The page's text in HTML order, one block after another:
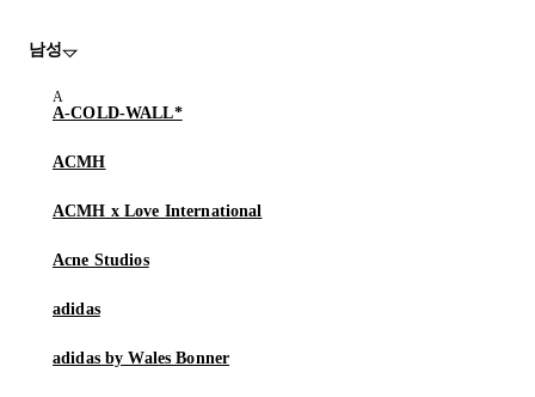
남성
A-COLD-WALL*
ACMH
ACMH x Love International
Acne Studios
adidas
adidas by Wales Bonner